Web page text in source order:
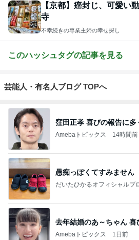
【京都】癌封じ、可愛い
寺
不幸続きの専業主婦の幸せ探し
このハッシュタグの記事を見る
芸能人・有名人ブログ TOPへ
窪田正孝 喜びの報告に多
Amebaトピックス 14時間前
愚痴っぽくてすみません
だいたひかるオフィシャルブ
去年結婚のあ～ちゃん 喜
Amebaトピックス 1日前